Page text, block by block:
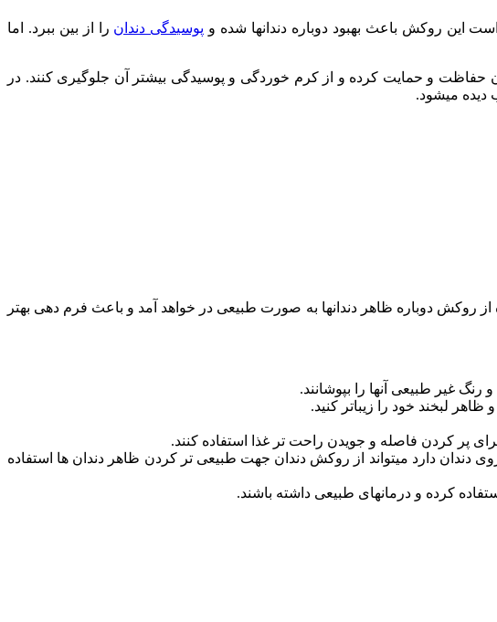
این روکش باعث بهبود دوباره دندانها شده و پوسیدگی دندان را از بین ببرد. اما
و حمایت کرده و از کرم خوردگی و پوسیدگی بیشتر آن جلوگیری کنند. در
دیده میشود.
از روکش دوباره ظاهر دندانها به صورت طبیعی در خواهد آمد و باعث فرم دهی بهتر
غیر طبیعی آنها را بپوشانند.
لبخند خود را زیباتر کنید.
پر کردن فاصله و جویدن راحت تر غذا استفاده کنند.
دندان دارد میتواند از روکش دندان جهت طبیعی تر کردن ظاهر دندان ها استفاده
کرده و درمانهای طبیعی داشته باشند.